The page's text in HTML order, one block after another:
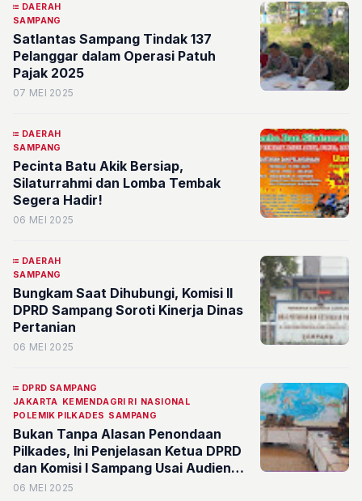
DAERAH
SAMPANG
Satlantas Sampang Tindak 137
Pelanggar dalam Operasi Patuh
Pajak 2025
07 MEI 2025
DAERAH
SAMPANG
Pecinta Batu Akik Bersiap,
Silaturrahmi dan Lomba Tembak
Segera Hadir!
06 MEI 2025
DAERAH
SAMPANG
Bungkam Saat Dihubungi, Komisi II
DPRD Sampang Soroti Kinerja Dinas
Pertanian
06 MEI 2025
DPRD SAMPANG
JAKARTA KEMENDAGRI RI NASIONAL
POLEMIK PILKADES SAMPANG
Bukan Tanpa Alasan Penondaan
Pilkades, Ini Penjelasan Ketua DPRD
dan Komisi I Sampang Usai Audiensi
ke Kemendagri RI
06 MEI 2025